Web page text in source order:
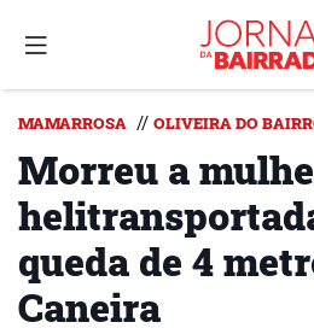
MAMARROSA // OLIVEIRA DO
Morreu a
queda de 4
Caneira